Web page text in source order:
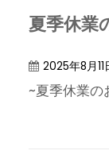
夏季休業
2025年8月11
~夏季休業の